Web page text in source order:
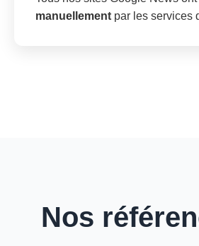
manuellement par les services
Nos